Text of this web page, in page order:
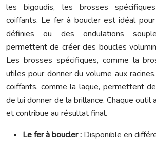
les bigoudis, les brosses
coiffants. Le fer à boucler est idéal
définies ou des ondulations
permettent de créer des boucles
Les brosses spécifiques, comme la
utiles pour donner du volume aux
coiffants, comme la laque, permettent
de lui donner de la brillance. Chaque outil
et contribue au résultat final.
Le fer à boucler : Disponible en